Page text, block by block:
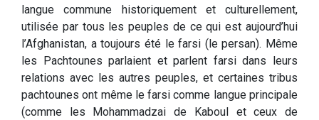
langue commune historiquement et culturellement,
utilisée par tous les peuples de ce qui est aujourd’hui
l’Afghanistan, a toujours été le farsi (le persan). Même
les Pachtounes parlaient et parlent farsi dans leurs
relations avec les autres peuples, et certaines tribus
pachtounes ont même le farsi comme langue principale
(comme les Mohammadzai de Kaboul et ceux de